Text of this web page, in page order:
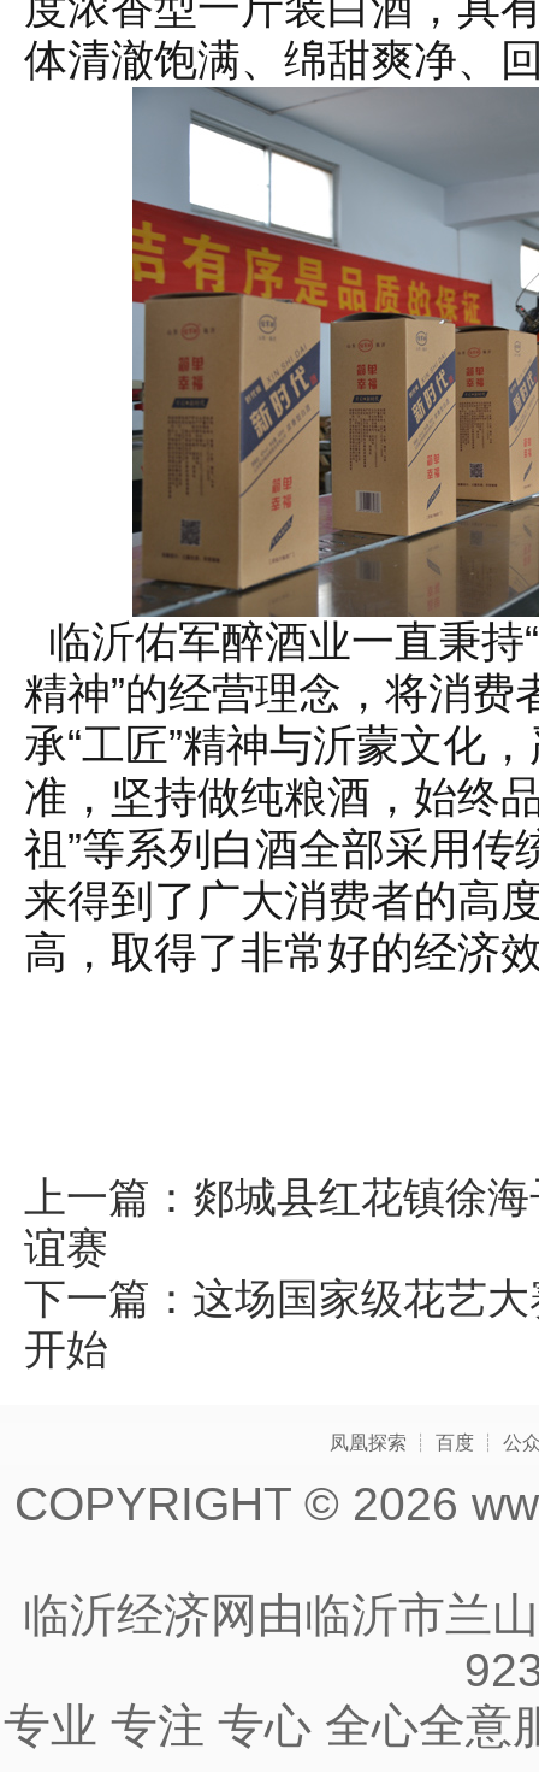
体清澈饱满、绵甜爽净、
临沂佑军醉酒业一直秉持“
精神”的经营理念，将消费
承“工匠”精神与沂蒙文化
准，坚持做纯粮酒，始终
祖 ”等系列白酒全部采用传
来得到了广大消费者的高
高，取得了非常好的经济
上一篇： 郯城县红花镇徐
谊赛
下一篇： 这场国家级花艺
开始​ ​
凤凰探索 ┊ 百度 ┊ 公
COPYRIGHT © 2026
临沂经济网由临沂市兰
专业 专注 专心 全心全意